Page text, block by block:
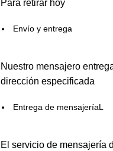
Para retirar hoy
Envío y entrega
Nuestro mensajero
dirección especificada
Entrega de mensajeríaL
El servicio de mensajería